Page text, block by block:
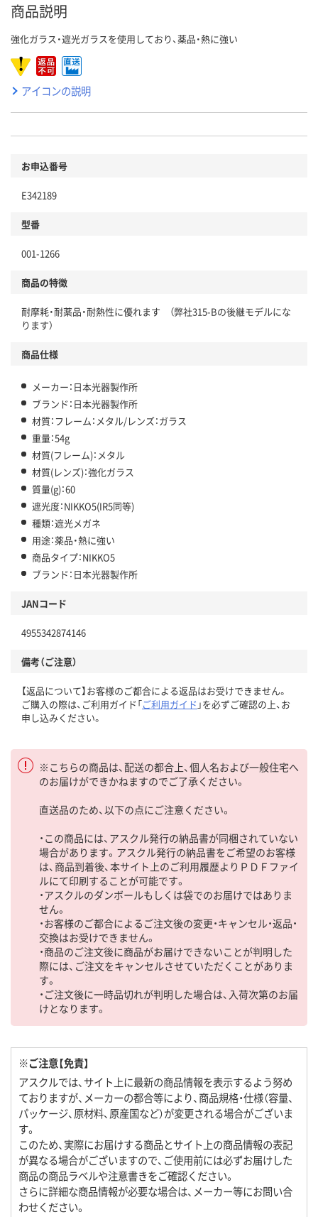
商品説明
強化ガラス・遮光ガラスを使用しており、薬品・熱に強い
アイコンの説明
お申込番号
E342189
型番
001-1266
商品の特徴
耐摩耗・耐薬品・耐熱性に優れます （弊社315-Bの後継モデルにな
ります）
商品仕様
メーカー：日本光器製作所
ブランド：日本光器製作所
材質：フレーム：メタル/レンズ：ガラス
重量：54g
材質(フレーム)：メタル
材質(レンズ)：強化ガラス
質量(g)：60
遮光度：NIKKO5(IR5同等)
種類：遮光メガネ
用途：薬品・熱に強い
商品タイプ：NIKKO5
ブランド：日本光器製作所
JANコード
4955342874146
備考（ご注意）
【返品について】お客様のご都合による返品はお受けできません。
ご購入の際は、ご利用ガイド「ご利用ガイド 」を必ずご確認の上、お
申し込みください。
※こちらの商品は、配送の都合上、個人名および一般住宅へ
のお届けができかねますのでご了承ください。
直送品のため、以下の点にご注意ください。
・この商品には、アスクル発行の納品書が同梱されていない
場合があります。アスクル発行の納品書をご希望のお客様
は、商品到着後、本サイト上のご利用履歴よりＰＤＦファイ
ルにて印刷することが可能です。
・アスクルのダンボールもしくは袋でのお届けではありま
せん。
・お客様のご都合によるご注文後の変更・キャンセル・返品・
交換はお受けできません。
・商品のご注文後に商品がお届けできないことが判明した
際には、ご注文をキャンセルさせていただくことがありま
す。
・ご注文後に一時品切れが判明した場合は、入荷次第のお届
けとなります。
※ご注意【免責】
アスクルでは、サイト上に最新の商品情報を表示するよう努め
ておりますが、メーカーの都合等により、商品規格・仕様（容量、
パッケージ、原材料、原産国など）が変更される場合がございま
す。
このため、実際にお届けする商品とサイト上の商品情報の表記
が異なる場合がございますので、ご使用前には必ずお届けした
商品の商品ラベルや注意書きをご確認ください。
さらに詳細な商品情報が必要な場合は、メーカー等にお問い合
わせください。